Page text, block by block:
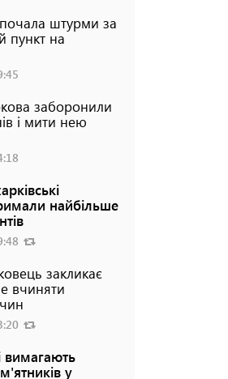
почала штурми за
пункт на
заборонили
і мити нею
найбільше
закликає
вчиняти
вимагають
у